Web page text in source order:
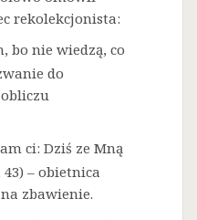
rekolekcjonista:
bo nie wiedzą, co
do
ci: Dziś ze Mną
– obietnica
zbawienie.